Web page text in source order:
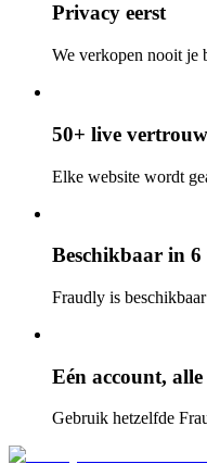
Privacy eerst
We verkopen nooit je
50+ live
Elke website wordt
Beschikbaar in 6
Fraudly is
Eén account,
Gebruik hetzelfde